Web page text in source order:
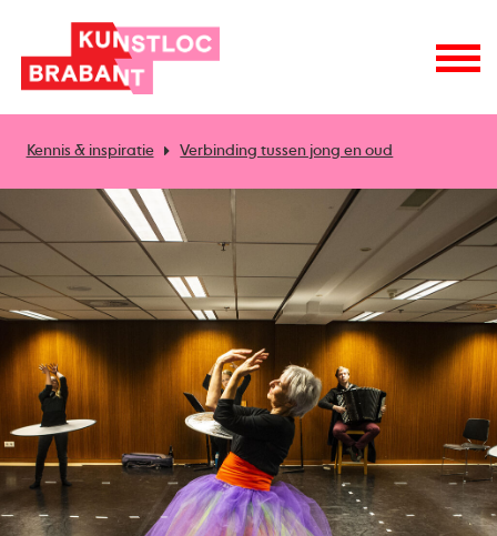
Kennis & inspiratie Verbinding tussen jong en oud